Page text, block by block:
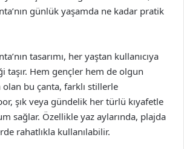
günlük yaşamda ne kadar pratik
tasarımı, her yaştan kullanıcıya
taşır. Hem gençler hem de olgun
bu çanta, farklı stillerle
şık veya gündelik her türlü kıyafetle
sağlar. Özellikle yaz aylarında, plajda
rahatlıkla kullanılabilir.